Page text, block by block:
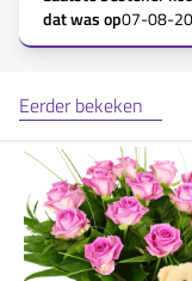
dat was op07-08-
Eerder bekeken